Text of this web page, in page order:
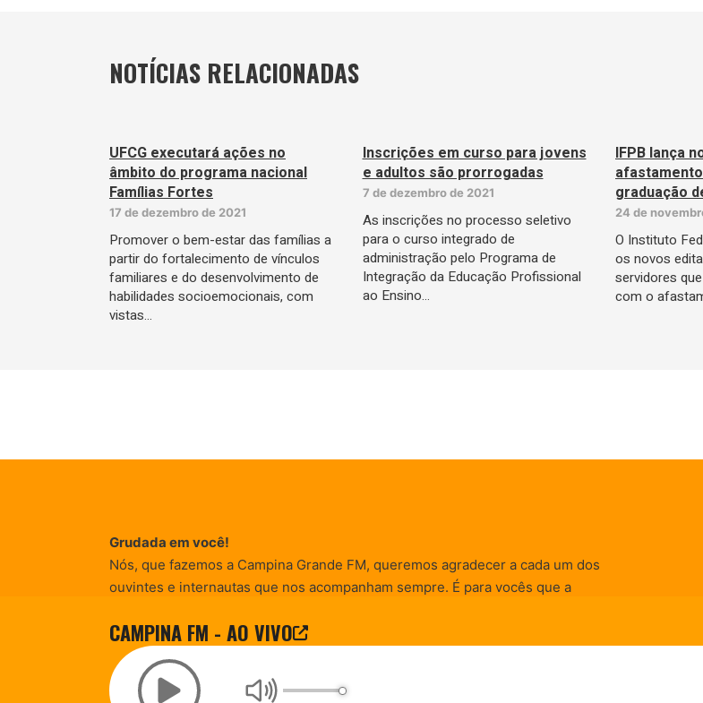
CAMPINA FM - AO VIVO
NOTÍCIAS RELACIONADAS
UFCG executará ações no
âmbito do programa nacional
Famílias Fortes
17 de dezembro de 2021
Promover o bem-estar das famílias a
partir do fortalecimento de vínculos
familiares e do desenvolvimento de
habilidades socioemocionais, com
vistas…
Inscrições em curso para jovens
e adultos são prorrogadas
7 de dezembro de 2021
As inscrições no processo seletivo
para o curso integrado de
administração pelo Programa de
Integração da Educação Profissional
ao Ensino…
IFPB lança
graduação
24 de
O Instituto
os novos
servidores
com o
Grudada em você!
Nós, que fazemos a Campina Grande FM, queremos agradecer a cada um dos
ouvintes e internautas que nos acompanham sempre. É para vocês que a
entretenimento, promocionais e de conscientização) são realizadas.
© Campina FM 1978 – 2026.Termos de Uso